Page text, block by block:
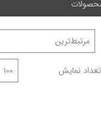
مرتبط‌ترین
تعداد نمایش ۱۰۰